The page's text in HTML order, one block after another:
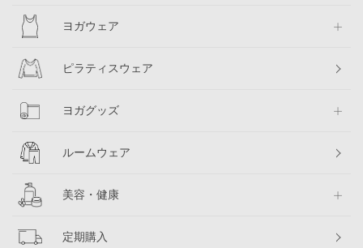
ヨガウェア
ピラティスウェア
ヨガグッズ
ルームウェア
美容・健康
定期購入